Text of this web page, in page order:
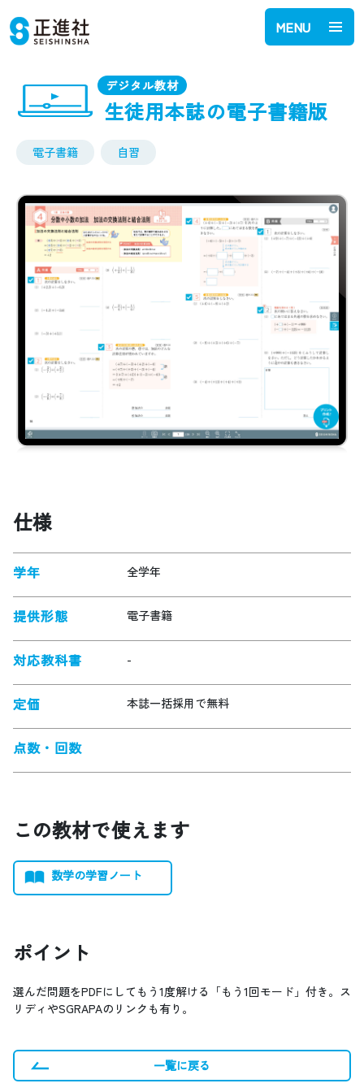
MENU
デジタル教材
生徒用本誌の電子書籍版
電子書籍 自習
仕様
学年 全学年
提供形態 電子書籍
対応教科書 -
定価 本誌一括採用で無料
点数・回数
この教材で使えます
数学の学習ノート
ポイント
選んだ問題をPDFにしてもう1度解ける「もう1回モード」付き。ス
リディやSGRAPAのリンクも有り。
一覧に戻る